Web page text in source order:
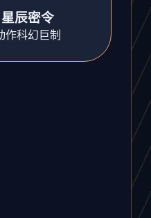
星辰密令
作科幻巨制